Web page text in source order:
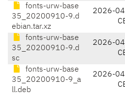
fonts-urw-base
35_20200910-9.d
ebian.tar.xz
2026-
fonts-urw-base
35_20200910-9.d
sc
2026-
fonts-urw-base
35_20200910-9_a
ll.deb
2026-